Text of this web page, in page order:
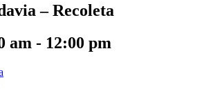
– Recoleta
am - 12:00 pm